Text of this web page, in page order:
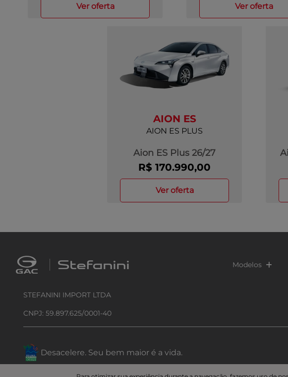
ver oferta ver oferta
AION ES
AION ES PLUS
Aion ES Plus 26/27
R$ 170.990,00
ver oferta
Modelos
STEFANINI IMPORT LTDA
CNPJ: 59.897.625/0001-40
Desacelere. Seu bem maior é a vida.